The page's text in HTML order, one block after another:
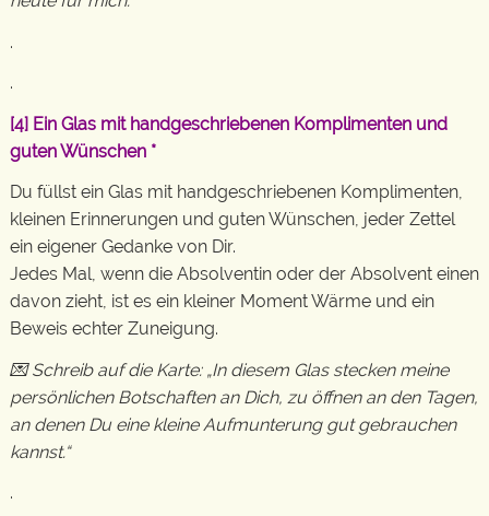
.
.
[4] Ein Glas mit handgeschriebenen Komplimenten und
guten Wünschen *
Du füllst ein Glas mit handgeschriebenen Komplimenten,
kleinen Erinnerungen und guten Wünschen, jeder Zettel
ein eigener Gedanke von Dir.
Jedes Mal, wenn die Absolventin oder der Absolvent einen
davon zieht, ist es ein kleiner Moment Wärme und ein
Beweis echter Zuneigung.
💌 Schreib auf die Karte: „In diesem Glas stecken meine
persönlichen Botschaften an Dich, zu öffnen an den Tagen,
an denen Du eine kleine Aufmunterung gut gebrauchen
kannst.“
.